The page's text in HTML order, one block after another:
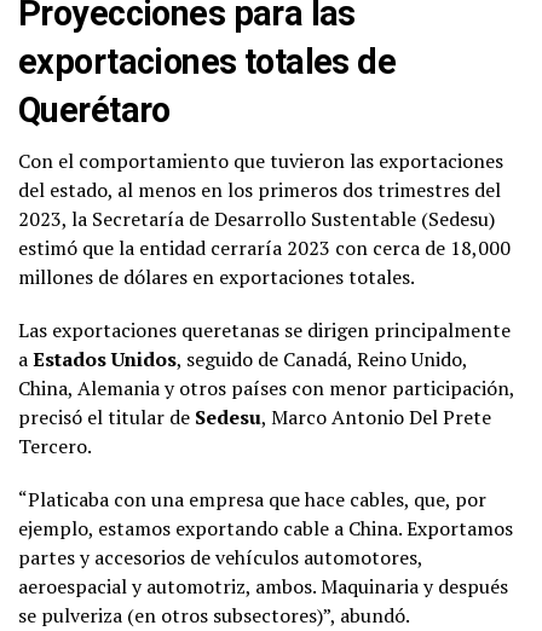
Proyecciones para las
exportaciones totales de
Querétaro
Con el comportamiento que tuvieron las exportaciones
del estado, al menos en los primeros dos trimestres del
2023, la Secretaría de Desarrollo Sustentable (Sedesu)
estimó que la entidad cerraría 2023 con cerca de 18,000
millones de dólares en exportaciones totales.
Las exportaciones queretanas se dirigen principalmente
aEstados Unidos, seguido de Canadá, Reino Unido,
China, Alemania y otros países con menor participación,
precisó el titular de Sedesu, Marco Antonio Del Prete
Tercero.
“Platicaba con una empresa que hace cables, que, por
ejemplo, estamos exportando cable a China. Exportamos
partes y accesorios de vehículos automotores,
aeroespacial y automotriz, ambos. Maquinaria y después
se pulveriza (en otros subsectores)”, abundó.